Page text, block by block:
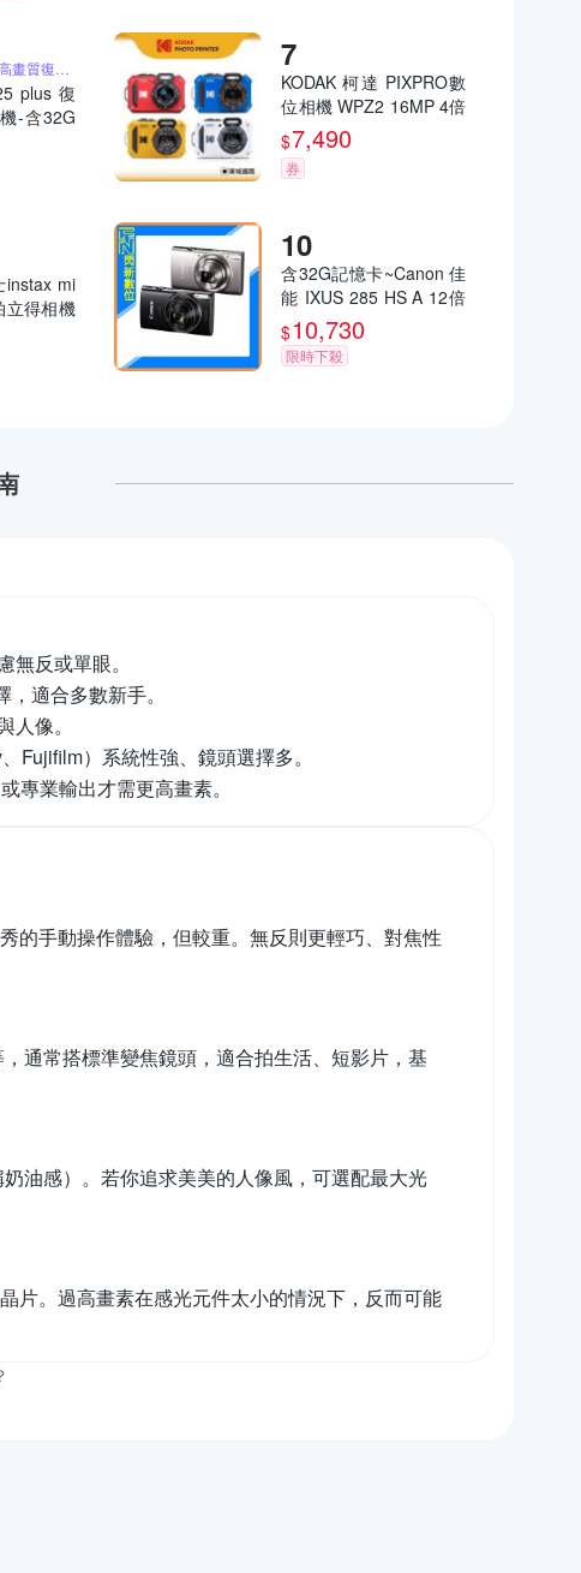
含32G記憶卡 2K高畫質復古小相機
plus 復
-含32G
大螢幕
配件 聖
KODAK 柯達 PIXPRO數
位相機 WPZ2 16MP 4倍
光學變焦 防水數位相機
公司貨
$7,490
券
instax mi
立得相機
公司貨
含32G記憶卡~Canon 佳
能 IXUS 285 HS A 12倍
變焦 數位相機(285HS,
公司貨)
$10,730
限時下殺
反或單眼。
適合多數新手。
像。
Fujifilm）系統性強、鏡頭選擇多。
專業輸出才需更高畫素。
的手動操作體驗，但較重。無反則更輕巧、對焦性
通常搭標準變焦鏡頭，適合拍生活、短影片，基
油感）。若你追求美美的人像風，可選配最大光
片。過高畫素在感光元件太小的情況下，反而可能